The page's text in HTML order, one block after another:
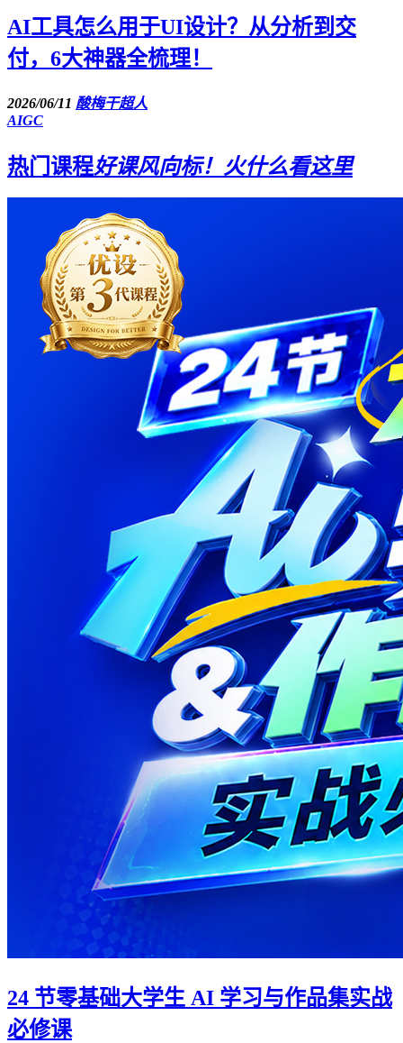
AI工具怎么用于UI设计？从分析到交
付，6大神器全梳理！
2026/06/11 酸梅干超人
AIGC
热门课程好课风向标！火什么看这里
24 节零基础大学生 AI 学习与作品集实战
必修课